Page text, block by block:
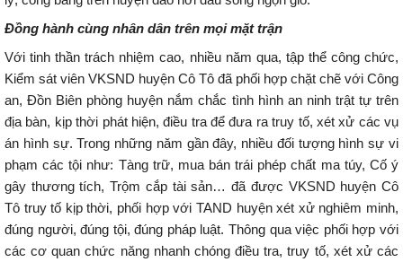
Đồng hành cùng nhân dân trên mọi mặt trận
Với tinh thần trách nhiệm cao, nhiều năm qua, tập thể công chức,
Kiểm sát viên VKSND huyện Cô Tô đã phối hợp chặt chẽ với Công
an, Đồn Biên phòng huyện nắm chắc tình hình an ninh trật tự trên
địa bàn, kịp thời phát hiện, điều tra để đưa ra truy tố, xét xử các vụ
án hình sự. Trong những năm gần đây, nhiều đối tượng hình sự vi
phạm các tội như: Tàng trữ, mua bán trái phép chất ma túy, Cố ý
gây thương tích, Trộm cắp tài sản… đã được VKSND huyện Cô
Tô truy tố kịp thời, phối hợp với TAND huyện xét xử nghiêm minh,
đúng người, đúng tội, đúng pháp luật. Thông qua việc phối hợp với
các cơ quan chức năng nhanh chóng điều tra, truy tố, xét xử các